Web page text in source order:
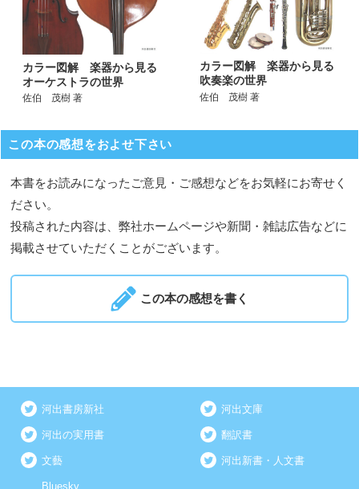
カラー図解 楽器から見る
オーケストラの世界
佐伯 茂樹 著
カラー図解 楽器から見る
吹奏楽の世界
佐伯 茂樹 著
この本の感想をおよせ下さい
本書をお読みになったご意見・ご感想などをお気軽にお寄せく
ださい。
投稿された内容は、弊社ホームページや新聞・雑誌広告などに
掲載させていただくことがございます。
この本の感想を書く
河出書房新社 河出文庫
河出の実用書 翻訳書
文藝 河出新書・人文書
Bluesky